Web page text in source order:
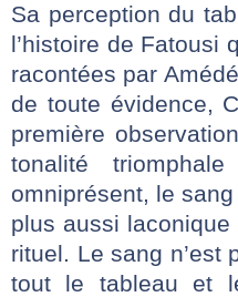
Sa perception du
l’histoire de Fatousi
racontées par
de toute évidence,
première
tonalité
omniprésent, le
plus aussi
rituel. Le sang n’est
tout le tableau et